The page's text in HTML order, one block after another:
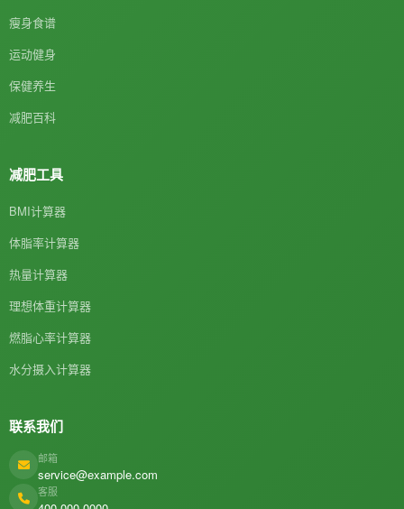
瘦身食谱
运动健身
保健养生
减肥百科
减肥工具
BMI计算器
体脂率计算器
热量计算器
理想体重计算器
燃脂心率计算器
水分摄入计算器
联系我们
邮箱
service@example.com
客服